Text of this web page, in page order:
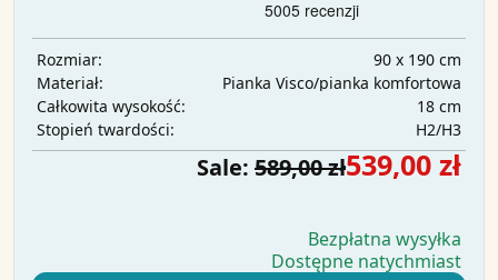
Rozmiar:
90 x 190 cm
Materiał:
Pianka Visco/pianka komfortowa
Całkowita wysokość:
18 cm
Stopień twardości:
H2/H3
Sale: 589,00 zł539,00 zł
Bezpłatna wysyłka
Dostępne natychmiast